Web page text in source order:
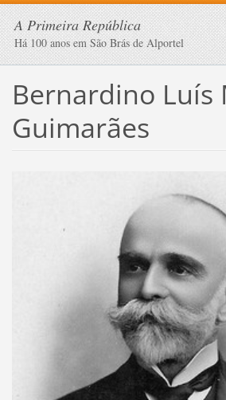
A Primeira República
Há 100 anos em São Brás de Alportel
Bernardino Luís
Guimarães